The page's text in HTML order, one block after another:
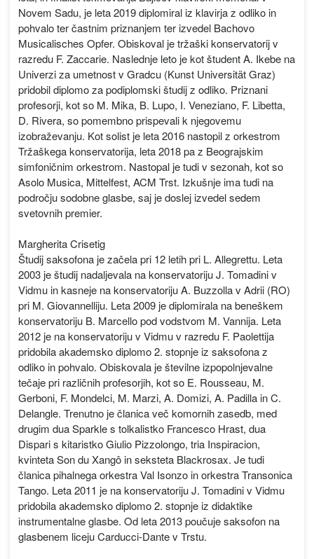
Novem Sadu, je leta 2019 diplomiral iz klavirja z odliko in
pohvalo ter častnim priznanjem ter izvedel Bachovo
Musicalisches Opfer. Obiskoval je tržaški konservatorij v
razredu F. Zaccarie. Naslednje leto je kot študent A. Ikebe na
Univerzi za umetnost v Gradcu (Kunst Universität Graz)
pridobil diplomo za podiplomski študij z odliko. Priznani
profesorji, kot so M. Mika, B. Lupo, I. Veneziano, F. Libetta,
D. Rivera, so pomembno prispevali k njegovemu
izobraževanju. Kot solist je leta 2016 nastopil z orkestrom
Tržaškega konservatorija, leta 2018 pa z Beograjskim
simfoničnim orkestrom. Nastopal je tudi v sezonah, kot so
Asolo Musica, Mittelfest, ACM Trst. Izkušnje ima tudi na
področju sodobne glasbe, saj je doslej izvedel sedem
svetovnih premier.
Margherita Crisetig
Študij saksofona je začela pri 12 letih pri L. Allegrettu. Leta
2003 je študij nadaljevala na konservatoriju J. Tomadini v
Vidmu in kasneje na konservatoriju A. Buzzolla v Adrii (RO)
pri M. Giovannelliju. Leta 2009 je diplomirala na beneškem
konservatoriju B. Marcello pod vodstvom M. Vannija. Leta
2012 je na konservatoriju v Vidmu v razredu F. Paolettija
pridobila akademsko diplomo 2. stopnje iz saksofona z
odliko in pohvalo. Obiskovala je številne izpopolnjevalne
tečaje pri različnih profesorjih, kot so E. Rousseau, M.
Gerboni, F. Mondelci, M. Marzi, A. Domizi, A. Padilla in C.
Delangle. Trenutno je članica več komornih zasedb, med
drugim dua Sparkle s tolkalistko Francesco Hrast, dua
Dispari s kitaristko Giulio Pizzolongo, tria Inspiracion,
kvinteta Son du Xangô in seksteta Blackrosax. Je tudi
članica pihalnega orkestra Val Isonzo in orkestra Transonica
Tango. Leta 2011 je na konservatoriju J. Tomadini v Vidmu
pridobila akademsko diplomo 2. stopnje iz didaktike
instrumentalne glasbe. Od leta 2013 poučuje saksofon na
glasbenem liceju Carducci-Dante v Trstu.